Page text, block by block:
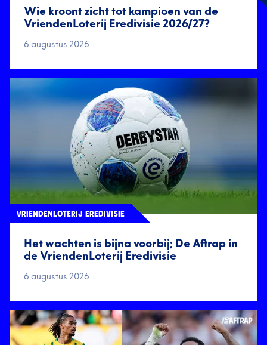
Wie kroont zicht tot kampioen van de
VriendenLoterij Eredivisie 2026/27?
6 augustus 2026
Het wachten is bijna voorbij; De Aftrap in
de VriendenLoterij Eredivisie
VRIENDENLOTERIJ EREDIVISIE
6 augustus 2026